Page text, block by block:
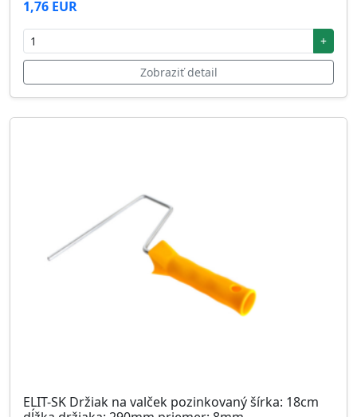
1,76 EUR
+
Zobraziť detail
ELIT-SK Držiak na valček pozinkovaný šírka: 18cm